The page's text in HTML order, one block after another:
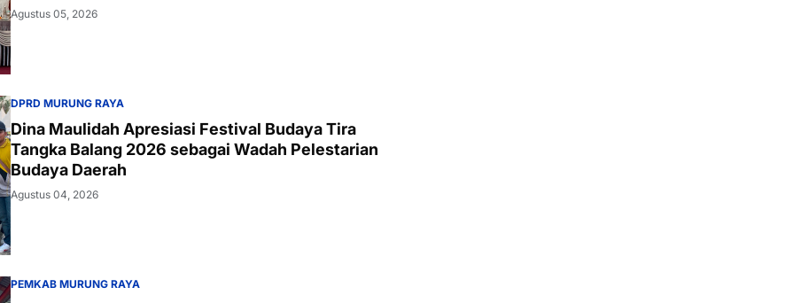
Agustus 05, 2026
DPRD MURUNG RAYA
Dina Maulidah Apresiasi Festival Budaya Tira
Tangka Balang 2026 sebagai Wadah Pelestarian
Budaya Daerah
Agustus 04, 2026
PEMKAB MURUNG RAYA